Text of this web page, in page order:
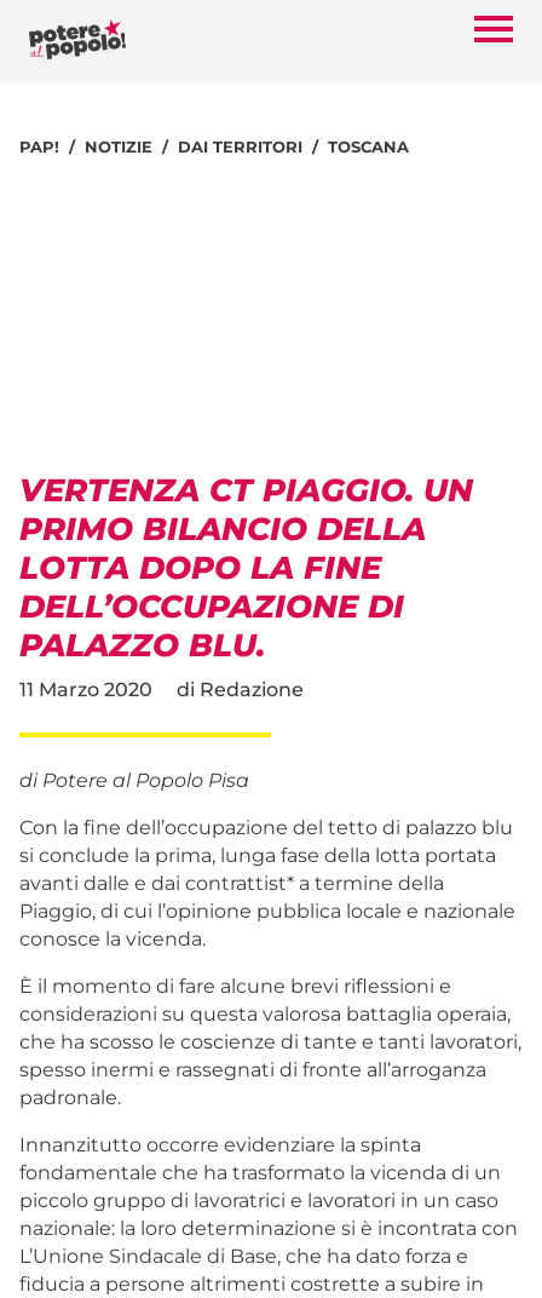
PAP! NOTIZIE DAI TERRITORI TOSCANA
VERTENZA CT PIAGGIO. UN
PRIMO BILANCIO DELLA
LOTTA DOPO LA FINE
DELL’OCCUPAZIONE DI
PALAZZO BLU.
11 Marzo 2020 di Redazione
di Potere al Popolo Pisa
Con la fine dell’occupazione del tetto di palazzo blu
si conclude la prima, lunga fase della lotta portata
avanti dalle e dai contrattist* a termine della
Piaggio, di cui l’opinione pubblica locale e nazionale
conosce la vicenda.
È il momento di fare alcune brevi riflessioni e
considerazioni su questa valorosa battaglia operaia,
che ha scosso le coscienze di tante e tanti lavoratori,
spesso inermi e rassegnati di fronte all’arroganza
padronale.
Innanzitutto occorre evidenziare la spinta
fondamentale che ha trasformato la vicenda di un
piccolo gruppo di lavoratrici e lavoratori in un caso
nazionale: la loro determinazione si è incontrata con
L’Unione Sindacale di Base, che ha dato forza e
fiducia a persone altrimenti costrette a subire in